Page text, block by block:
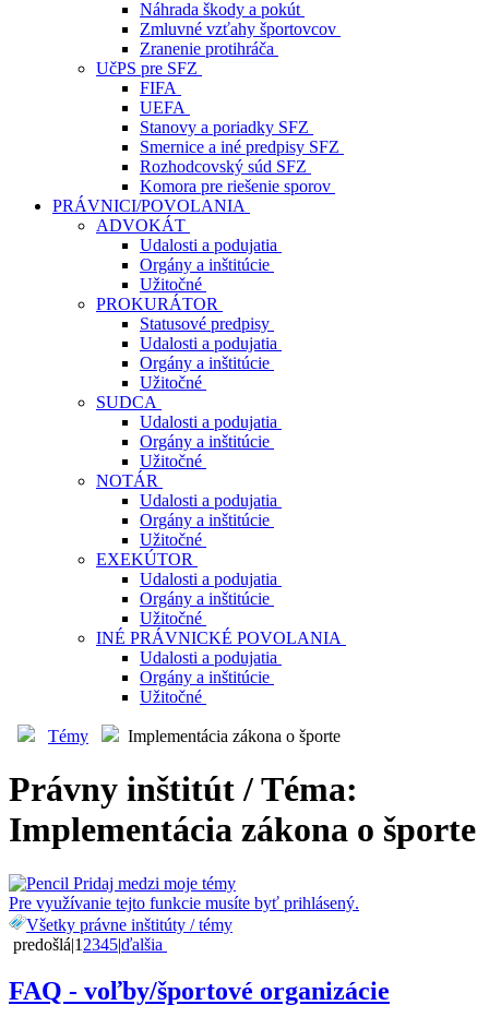
Náhrada škody a pokút
Zmluvné vzťahy športovcov
Zranenie protihráča
UčPS pre SFZ
FIFA
UEFA
Stanovy a poriadky SFZ
Smernice a iné predpisy SFZ
Rozhodcovský súd SFZ
Komora pre riešenie sporov
PRÁVNICI/POVOLANIA
ADVOKÁT
Udalosti a podujatia
Orgány a inštitúcie
Užitočné
PROKURÁTOR
Statusové predpisy
Udalosti a podujatia
Orgány a inštitúcie
Užitočné
SUDCA
Udalosti a podujatia
Orgány a inštitúcie
Užitočné
NOTÁR
Udalosti a podujatia
Orgány a inštitúcie
Užitočné
EXEKÚTOR
Udalosti a podujatia
Orgány a inštitúcie
Užitočné
INÉ PRÁVNICKÉ POVOLANIA
Udalosti a podujatia
Orgány a inštitúcie
Užitočné
Témy Implementácia zákona o športe
Právny inštitút / Téma:
Implementácia zákona o športe
Pridaj medzi moje témy
Pre využívanie tejto funkcie musíte byť prihlásený.
Všetky právne inštitúty / témy
predošlá|1 2345|ďalšia
FAQ - voľby/športové organizácie